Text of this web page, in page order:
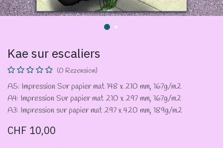
Kae sur escaliers
(0 Rezension)
A5: Impression Sur papier mat 148 x 210 mm, 167g/m2
A4: Impression Sur papier mat 210 x 297 mm, 167g/m2
A3: Impression sur papier mat 297 x 420 mm, 189g/m2
CHF 10,00